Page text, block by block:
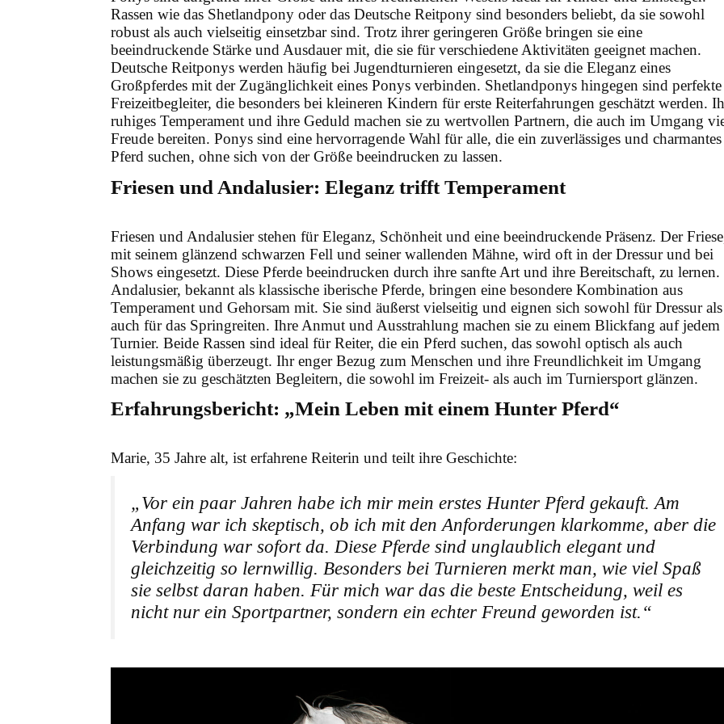
Rassen wie das Shetlandpony oder das Deutsche Reitpony sind besonders beliebt, da sie sowohl
robust als auch vielseitig einsetzbar sind. Trotz ihrer geringeren Größe bringen sie eine
beeindruckende Stärke und Ausdauer mit, die sie für verschiedene Aktivitäten geeignet machen.
Deutsche Reitponys werden häufig bei Jugendturnieren eingesetzt, da sie die Eleganz eines
Großpferdes mit der Zugänglichkeit eines Ponys verbinden. Shetlandponys hingegen sind perfekte
Freizeitbegleiter, die besonders bei kleineren Kindern für erste Reiterfahrungen geschätzt werden.
ruhiges Temperament und ihre Geduld machen sie zu wertvollen Partnern, die auch im Umgang
Freude bereiten. Ponys sind eine hervorragende Wahl für alle, die ein zuverlässiges und charmantes
Pferd suchen, ohne sich von der Größe beeindrucken zu lassen.
Friesen und Andalusier: Eleganz trifft Temperament
Friesen und Andalusier stehen für Eleganz, Schönheit und eine beeindruckende Präsenz. Der
mit seinem glänzend schwarzen Fell und seiner wallenden Mähne, wird oft in der Dressur und bei
Shows eingesetzt. Diese Pferde beeindrucken durch ihre sanfte Art und ihre Bereitschaft, zu lernen.
Andalusier, bekannt als klassische iberische Pferde, bringen eine besondere Kombination aus
Temperament und Gehorsam mit. Sie sind äußerst vielseitig und eignen sich sowohl für Dressur als
auch für das Springreiten. Ihre Anmut und Ausstrahlung machen sie zu einem Blickfang auf jedem
Turnier. Beide Rassen sind ideal für Reiter, die ein Pferd suchen, das sowohl optisch als auch
leistungsmäßig überzeugt. Ihr enger Bezug zum Menschen und ihre Freundlichkeit im Umgang
machen sie zu geschätzten Begleitern, die sowohl im Freizeit- als auch im Turniersport glänzen.
Erfahrungsbericht: „Mein Leben mit einem Hunter Pferd“
Marie, 35 Jahre alt, ist erfahrene Reiterin und teilt ihre Geschichte:
„Vor ein paar Jahren habe ich mir mein erstes Hunter Pferd gekauft. Am
Anfang war ich skeptisch, ob ich mit den Anforderungen klarkomme, aber die
Verbindung war sofort da. Diese Pferde sind unglaublich elegant und
gleichzeitig so lernwillig. Besonders bei Turnieren merkt man, wie viel Spaß
sie selbst daran haben. Für mich war das die beste Entscheidung, weil es
nicht nur ein Sportpartner, sondern ein echter Freund geworden ist.“